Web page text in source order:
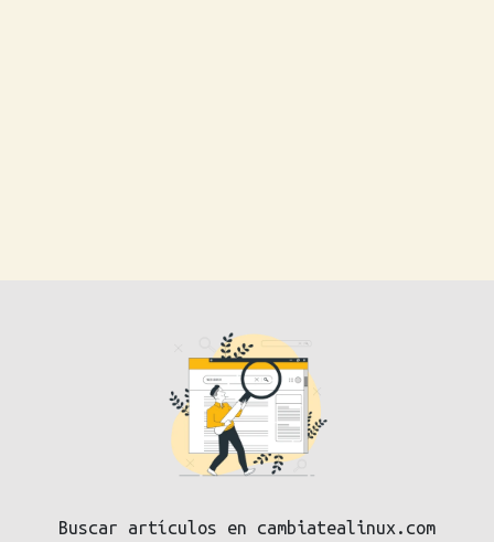
Buscar artículos en cambiatealinux.com